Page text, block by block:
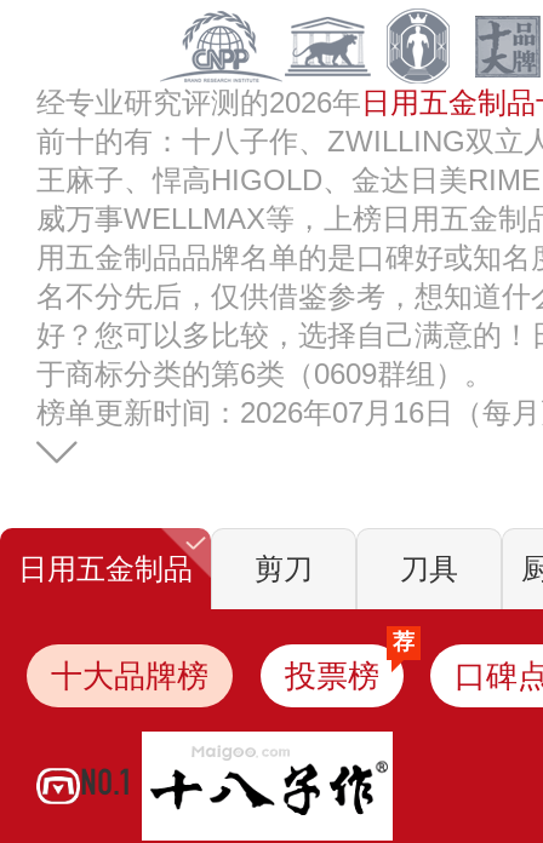
经专业研究评测的2026年 日用五金制
前十的有：十八子作、ZWILLING双立
王麻子、悍高HIGOLD、金达日美
威万事WELLMAX等，上榜日用五金制
用五金制品品牌名单的是口碑好或知
名不分先后，仅供借鉴参考，想知道
好？您可以多比较，选择自己满意的
于商标分类的第6类（0609群组）。
榜单更新时间：2026年07月16日（每
日用五金制品 剪刀 刀具
十大品牌榜 投票榜
荐
口碑
NO.1